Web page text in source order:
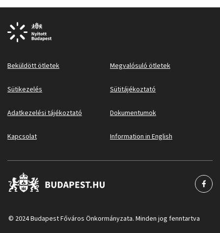
Beküldött ötletek Megvalósuló ötletek
Sütikezelés Sütitájékoztató
Adatkezelési tájékoztató Dokumentumok
Kapcsolat Information in English
© 2024 Budapest Főváros Önkormányzata. Minden jog fenntartva